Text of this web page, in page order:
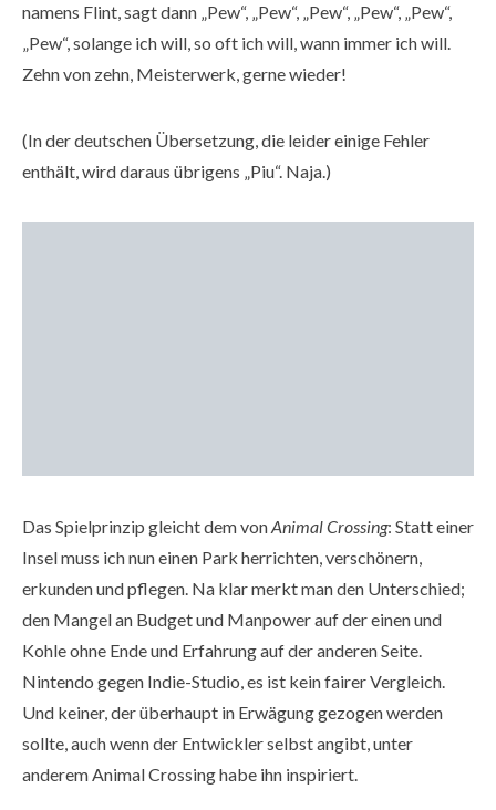
namens Flint, sagt dann „Pew“, „Pew“, „Pew“, „Pew“, „Pew“,
„Pew“, solange ich will, so oft ich will, wann immer ich will.
Zehn von zehn, Meisterwerk, gerne wieder!
(In der deutschen Übersetzung, die leider einige Fehler
enthält, wird daraus übrigens „Piu“. Naja.)
Das Spielprinzip gleicht dem vonAnimal Crossing: Statt einer
Insel muss ich nun einen Park herrichten, verschönern,
erkunden und pflegen. Na klar merkt man den Unterschied;
den Mangel an Budget und Manpower auf der einen und
Kohle ohne Ende und Erfahrung auf der anderen Seite.
Nintendo gegen Indie-Studio, es ist kein fairer Vergleich.
Und keiner, der überhaupt in Erwägung gezogen werden
sollte, auch wenn der Entwickler selbst angibt, unter
anderem Animal Crossing habe ihn inspiriert.